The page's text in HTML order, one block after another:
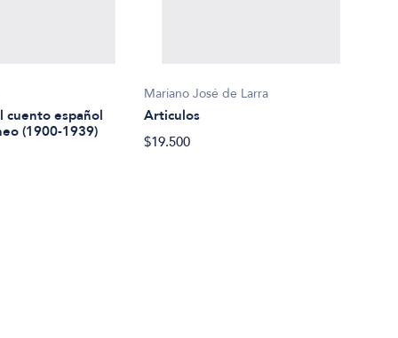
cuento español
(1900-1939)
Mariano José de Larra
Articulos
$19.500